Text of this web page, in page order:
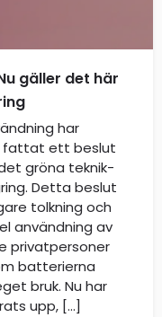
gäller det här
har
fattat ett beslut
gröna teknik-
Detta beslut
tolkning och
användning av
privatpersoner
batterierna
bruk. Nu har
upp, […]